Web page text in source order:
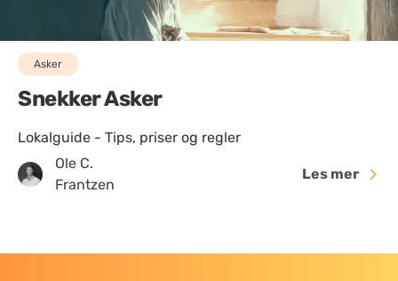
Asker
Snekker Asker
Lokalguide - Tips, priser og regler
Ole C.
Frantzen
Les mer